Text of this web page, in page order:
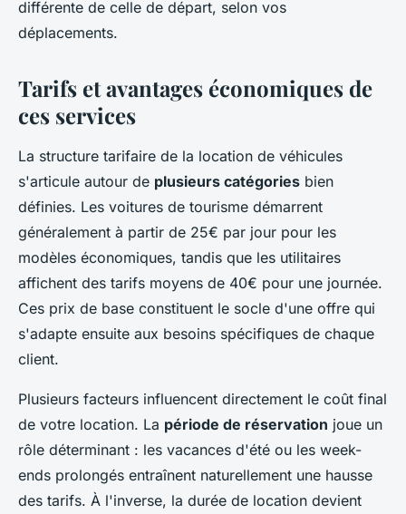
différente de celle de départ, selon vos
déplacements.
Tarifs et avantages économiques de
ces services
La structure tarifaire de la location de véhicules
s'articule autour de plusieurs catégories bien
définies. Les voitures de tourisme démarrent
généralement à partir de 25€ par jour pour les
modèles économiques, tandis que les utilitaires
affichent des tarifs moyens de 40€ pour une journée.
Ces prix de base constituent le socle d'une offre qui
s'adapte ensuite aux besoins spécifiques de chaque
client.
Plusieurs facteurs influencent directement le coût final
de votre location. La période de réservation joue un
rôle déterminant : les vacances d'été ou les week-
ends prolongés entraînent naturellement une hausse
des tarifs. À l'inverse, la durée de location devient